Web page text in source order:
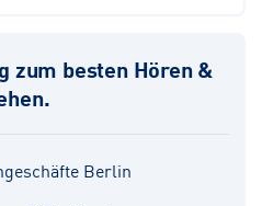
zum besten Hören &
Berlin